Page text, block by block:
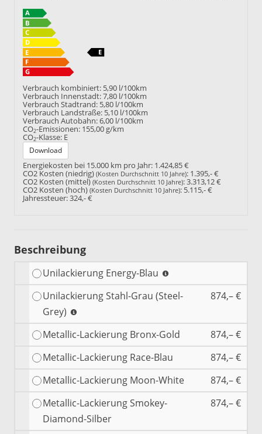
Verbrauch kombiniert: 5,90 l/100km
Verbrauch Innenstadt:7,80 l/100km
Verbrauch Stadtrand: 5,80 l/100km
Verbrauch Landstraße: 5,10 l/100km
Verbrauch Autobahn:6,00 l/100km
CO2-Emissionen: 155,00 g/km
CO2-Klasse: E
Download
Energiekosten bei 15.000 km pro Jahr: 1.424,85 €
CO2 Kosten (niedrig) (Kosten Durchschnitt 10 Jahre): 1.395,- €
CO2 Kosten (mittel) (Kosten Durchschnitt 10 Jahre):3.313,12 €
CO2 Kosten (hoch) (Kosten Durchschnitt 10 Jahre): 5.115,- €
Jahressteuer:324,- €
Beschreibung
Unilackierung Energy-Blau
Unilackierung Stahl-Grau (Steel-
Grey)
874,– €
Metallic-Lackierung Bronx-Gold
874,– €
Metallic-Lackierung Race-Blau
874,– €
Metallic-Lackierung Moon-White
874,– €
Metallic-Lackierung Smokey-
Diamond-Silber
874,– €